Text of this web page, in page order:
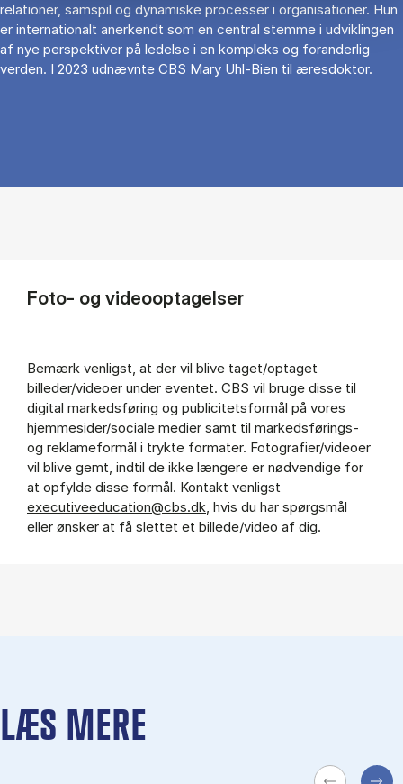
relationer, samspil og dynamiske processer i organisationer. Hun
er internationalt anerkendt som en central stemme i udviklingen
af nye perspektiver på ledelse i en kompleks og foranderlig
verden. I 2023 udnævnte CBS Mary Uhl-Bien til æresdoktor.
Foto- og videooptagelser
Bemærk venligst, at der vil blive taget/optaget
billeder/videoer under eventet. CBS vil bruge disse til
digital markedsføring og publicitetsformål på vores
hjemmesider/sociale medier samt til markedsførings-
og reklameformål i trykte formater. Fotografier/videoer
vil blive gemt, indtil de ikke længere er nødvendige for
at opfylde disse formål. Kontakt venligst
executiveeducation@cbs.dk, hvis du har spørgsmål
eller ønsker at få slettet et billede/video af dig.
LÆS MERE